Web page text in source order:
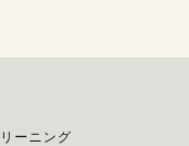
ーニング